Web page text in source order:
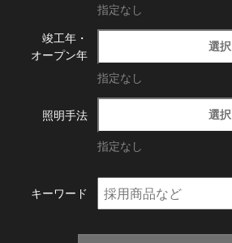
指定なし
竣工年・
オープン年
選択
指定なし
照明手法 選択
指定なし
キーワード